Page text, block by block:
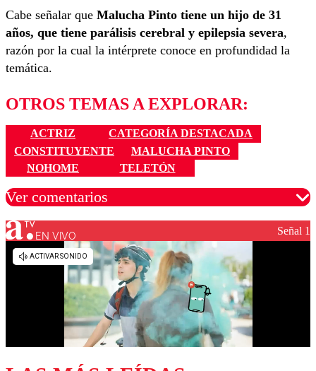
Cabe señalar que Malucha Pinto tiene un hijo de 31
años, que tiene parálisis cerebral y epilepsia severa,
razón por la cual la intérprete conoce en profundidad la
temática.
OTROS TEMAS A EXPLORAR:
ACTRIZ
CATEGORÍA DESTACADA
CONSTITUYENTE
MALUCHA PINTO
NOHOME
TELETÓN
Ver comentarios
Los comentarios son moderados para garantizar un
diálogo respetuoso.
EN VIVO Señal 1